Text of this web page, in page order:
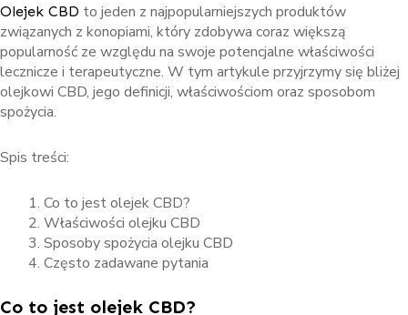
Olejek CBD to jeden z najpopularniejszych produktów
związanych z konopiami, który zdobywa coraz większą
popularność ze względu na swoje potencjalne właściwości
lecznicze i terapeutyczne. W tym artykule przyjrzymy się bliżej
olejkowi CBD, jego definicji, właściwościom oraz sposobom
spożycia.
Spis treści:
Co to jest olejek CBD?
Właściwości olejku CBD
Sposoby spożycia olejku CBD
Często zadawane pytania
Co to jest olejek CBD?